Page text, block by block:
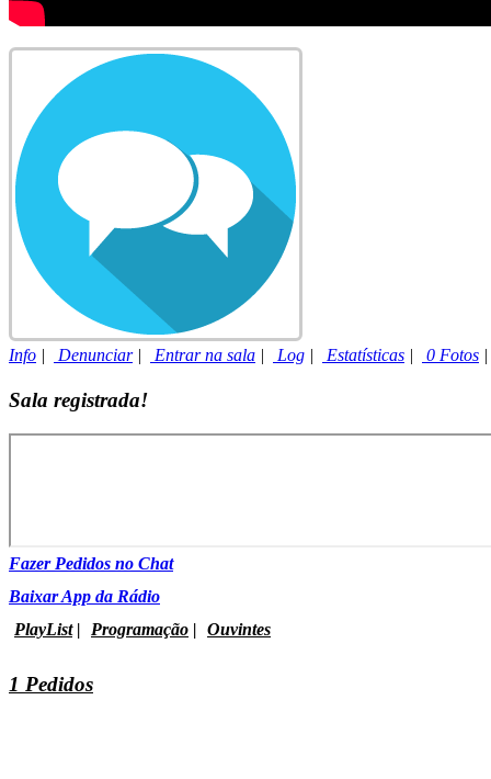
Info | Denunciar| Entrar na sala | Log | Estatísticas | 0 Fotos
Sala registrada!
Fazer Pedidos no Chat
Baixar App da Rádio
PlayList| Programação | Ouvintes
1 Pedidos